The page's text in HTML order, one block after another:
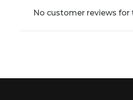
No customer reviews